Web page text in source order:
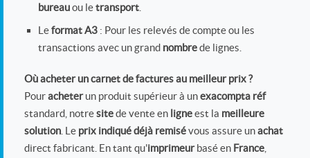
bureauou letransport
Leformat A3 : Pour les relevés de compte ou les
transactions avec un grand nombrede lignes.
Où acheter un carnet de factures au meilleur prix ?
Pouracheterun produit supérieur à unexacompta réf
standard, notresitede vente en ligneest la meilleure
solution . Le prix indiqué déjà remisévous assure unachat
direct fabricant. En tant qu'imprimeurbasé en France